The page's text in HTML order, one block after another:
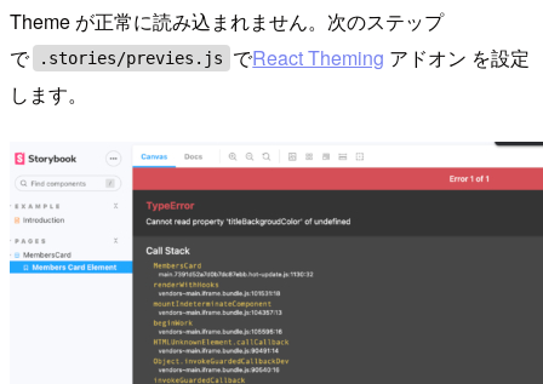
Theme が正常に読み込まれません。次のステップ
で
.stories/previes.js でReact Theming アドオン を設定
します。